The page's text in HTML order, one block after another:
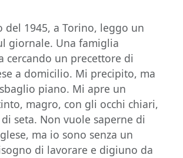
del 1945, a Torino, leggo un
giornale. Una famiglia
cercando un precettore di
a domicilio. Mi precipito, ma
piano. Mi apre un
magro, con gli occhi chiari,
seta. Non vuole saperne di
ma io sono senza un
di lavorare e digiuno da